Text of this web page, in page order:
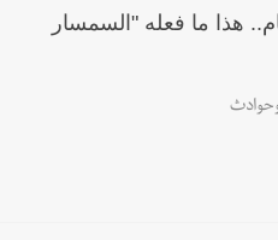
هذا ما فعله "السمسار